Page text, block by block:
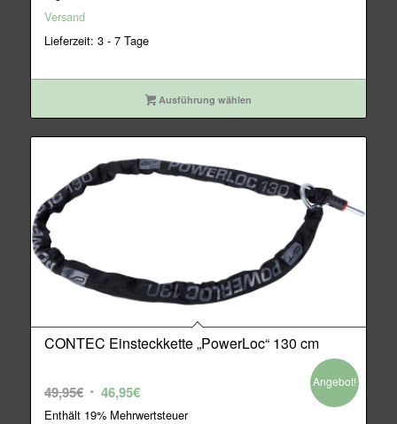
Versand
Lieferzeit: 3 - 7 Tage
Ausführung wählen
CONTEC Einsteckkette „PowerLoc“ 130 cm
49,95€ Ursprünglicher
Preis
46,95€Aktueller
Preis
Enthält 19% Mehrwertsteuer
Angebot!